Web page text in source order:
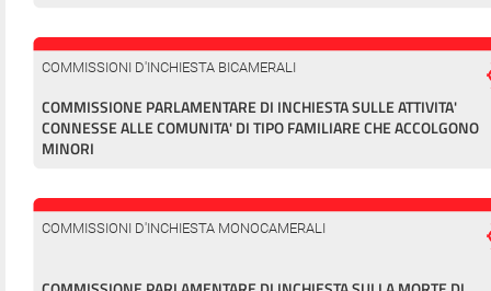
COMMISSIONI D'INCHIESTA BICAMERALI
COMMISSIONE PARLAMENTARE DI INCHIESTA SULLE ATTIVITA'
CONNESSE ALLE COMUNITA' DI TIPO FAMILIARE CHE ACCOLGONO
MINORI
COMMISSIONI D'INCHIESTA MONOCAMERALI